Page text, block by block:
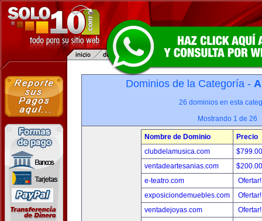
Dominios de la Categoría -
26 dominios en esta
Mostrando 1 de 26
Nombre de Dominio
Precio
clubdelamusica.com
ventadeartesanias.com
e-teatro.com
exposiciondemuebles.com
ventadejoyas.com